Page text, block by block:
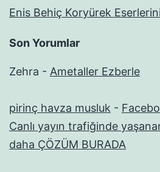
Enis Behiç Koryürek
Son Yorumlar
Zehra - Ametaller Ezberle
pirinç havza musluk -
Canlı yayın trafiğinde
daha ÇÖZÜM BURADA